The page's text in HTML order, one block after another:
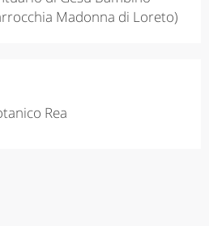
Madonna di Loreto)
Rea